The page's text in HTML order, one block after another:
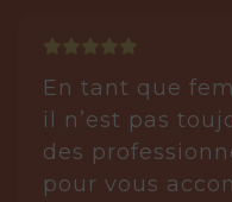
En tant que
il n’est pas
des
pour vous